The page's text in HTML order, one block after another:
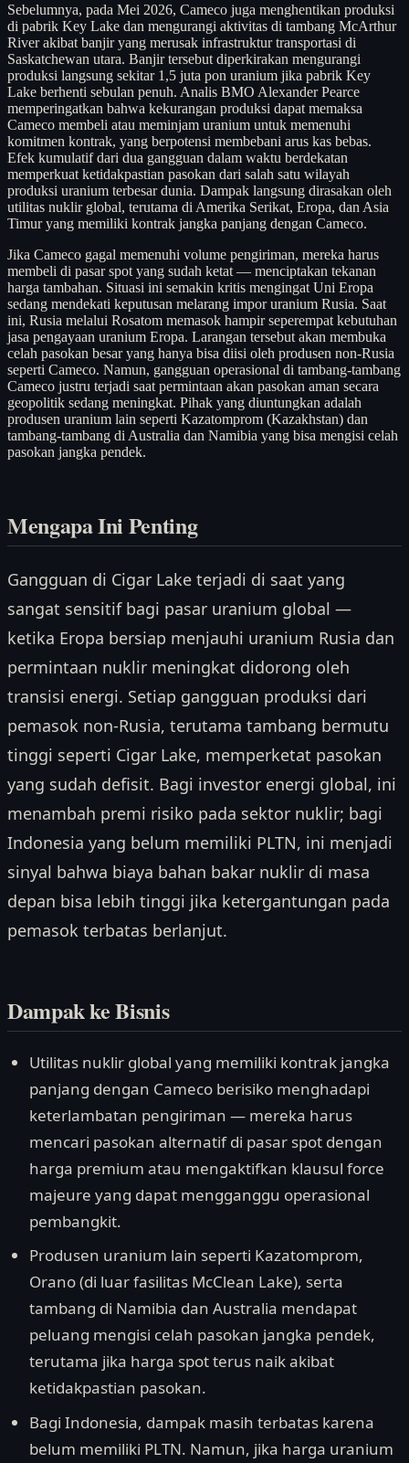
Sebelumnya, pada Mei 2026, Cameco juga menghentikan produksi
di pabrik Key Lake dan mengurangi aktivitas di tambang McArthur
River akibat banjir yang merusak infrastruktur transportasi di
Saskatchewan utara. Banjir tersebut diperkirakan mengurangi
produksi langsung sekitar 1,5 juta pon uranium jika pabrik Key
Lake berhenti sebulan penuh. Analis BMO Alexander Pearce
memperingatkan bahwa kekurangan produksi dapat memaksa
Cameco membeli atau meminjam uranium untuk memenuhi
komitmen kontrak, yang berpotensi membebani arus kas bebas.
Efek kumulatif dari dua gangguan dalam waktu berdekatan
memperkuat ketidakpastian pasokan dari salah satu wilayah
produksi uranium terbesar dunia. Dampak langsung dirasakan oleh
utilitas nuklir global, terutama di Amerika Serikat, Eropa, dan Asia
Timur yang memiliki kontrak jangka panjang dengan Cameco.
Jika Cameco gagal memenuhi volume pengiriman, mereka harus
membeli di pasar spot yang sudah ketat — menciptakan tekanan
harga tambahan. Situasi ini semakin kritis mengingat Uni Eropa
sedang mendekati keputusan melarang impor uranium Rusia. Saat
ini, Rusia melalui Rosatom memasok hampir seperempat kebutuhan
jasa pengayaan uranium Eropa. Larangan tersebut akan membuka
celah pasokan besar yang hanya bisa diisi oleh produsen non-Rusia
seperti Cameco. Namun, gangguan operasional di tambang-tambang
Cameco justru terjadi saat permintaan akan pasokan aman secara
geopolitik sedang meningkat. Pihak yang diuntungkan adalah
produsen uranium lain seperti Kazatomprom (Kazakhstan) dan
tambang-tambang di Australia dan Namibia yang bisa mengisi celah
pasokan jangka pendek.
Mengapa Ini Penting
Gangguan di Cigar Lake terjadi di saat yang
sangat sensitif bagi pasar uranium global —
ketika Eropa bersiap menjauhi uranium Rusia dan
permintaan nuklir meningkat didorong oleh
transisi energi. Setiap gangguan produksi dari
pemasok non-Rusia, terutama tambang bermutu
tinggi seperti Cigar Lake, memperketat pasokan
yang sudah defisit. Bagi investor energi global, ini
menambah premi risiko pada sektor nuklir; bagi
Indonesia yang belum memiliki PLTN, ini menjadi
sinyal bahwa biaya bahan bakar nuklir di masa
depan bisa lebih tinggi jika ketergantungan pada
pemasok terbatas berlanjut.
Dampak ke Bisnis
Utilitas nuklir global yang memiliki kontrak jangka
panjang dengan Cameco berisiko menghadapi
keterlambatan pengiriman — mereka harus
mencari pasokan alternatif di pasar spot dengan
harga premium atau mengaktifkan klausul force
majeure yang dapat mengganggu operasional
pembangkit.
Produsen uranium lain seperti Kazatomprom,
Orano (di luar fasilitas McClean Lake), serta
tambang di Namibia dan Australia mendapat
peluang mengisi celah pasokan jangka pendek,
terutama jika harga spot terus naik akibat
ketidakpastian pasokan.
Bagi Indonesia, dampak masih terbatas karena
belum memiliki PLTN. Namun, jika harga uranium